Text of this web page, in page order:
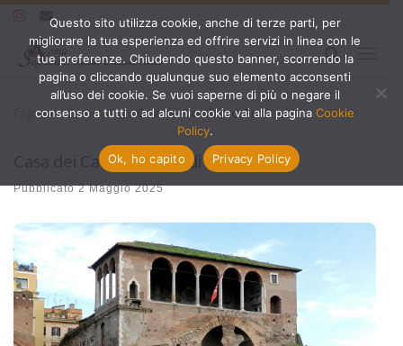
Passa al contenuto
Search
Pagina iniziale »Monti » Casa dei Cavalieri di Rodi
Casa dei Cavalieri di Rodi
Pubblicato2 Maggio 2025
Questo sito utilizza cookie, anche di terze parti, per
migliorare la tua esperienza ed offrire servizi in linea con le
tue preferenze. Chiudendo questo banner, scorrendo la
pagina o cliccando qualunque suo elemento acconsenti
all’uso dei cookie. Se vuoi saperne di più o negare il
consenso a tutti o ad alcuni cookie vai alla pagina Cookie
Policy.
Ok, ho capito
Privacy Policy